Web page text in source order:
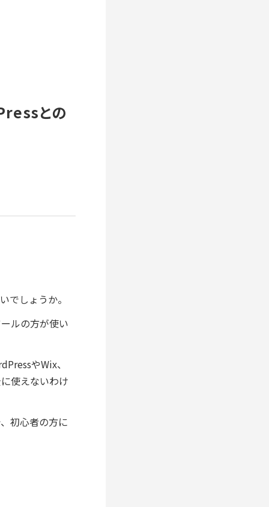
との
でしょうか。
ルの方が使い
やWix、
使えないわけ
初心者の方に